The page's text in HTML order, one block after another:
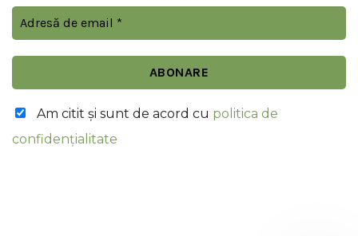
Am citit şi sunt de acord cu politica de
confidențialitate